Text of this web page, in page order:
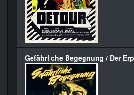
Gefährliche Begegnung / Der